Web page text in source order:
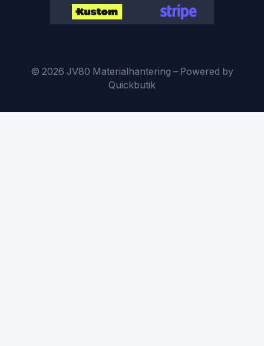
© 2026 JV80 Materialhantering – Powered by
Quickbutik